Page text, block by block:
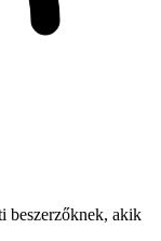
beszerzőknek, akik